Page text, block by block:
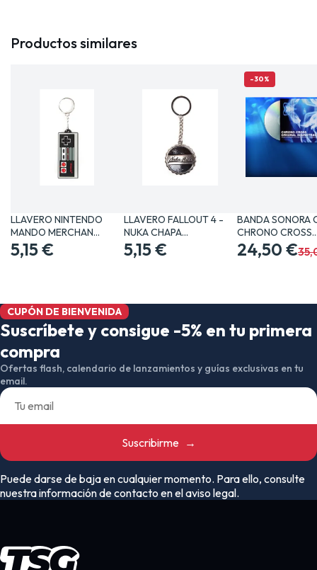
Productos similares
LLAVERO NINTENDO
MANDO MERCHAN
VIDEOJUEGOS…
5,15 €
LLAVERO FALLOUT 4 -
NUKA CHAPA
MERCHANDISING…
5,15 €
-30%
BANDA SONORA
CHRONO CROSS
24,50 €
CUPÓN DE BIENVENIDA
Suscríbete y consigue -5% en tu primera
compra
Ofertas flash, calendario de lanzamientos y guías exclusivas en tu
email.
Suscribirme →
Puede darse de baja en cualquier momento. Para ello, consulte
nuestra información de contacto en el aviso legal.